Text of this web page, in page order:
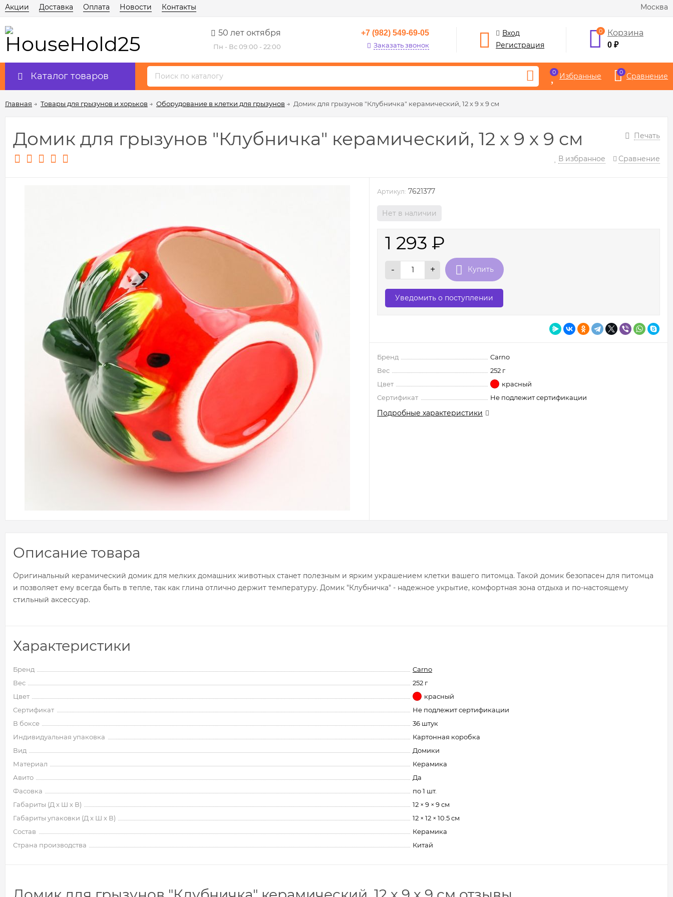
Москва
Акции Доставка Оплата Новости Контакты
50 лет октября
Пн - Вс 09:00 - 22:00
+7 (982) 549-69-05
Заказать звонок
Вход
Регистрация
0 Корзина
0₽
Каталог товаров 0 Избранные 0 Сравнение
Главная → Товары для грызунов и хорьков → Оборудование в клетки для грызунов → Домик для грызунов "Клубничка" керамический, 12 х 9 х 9 см
Печать
Домик для грызунов "Клубничка" керамический, 12 х 9 х 9 см
В избранное Сравнение
Артикул: 7621377
Нет в наличии
1 293 ₽
- + Купить
Уведомить о поступлении
Бренд
Carno
Вес
252 г
Цвет
красный
Сертификат
Не подлежит сертификации
Подробные характеристики
Описание товара
Оригинальный керамический домик для мелких домашних животных станет полезным и ярким украшением клетки вашего питомца. Такой домик безопасен для питомца
и позволяет ему всегда быть в тепле, так как глина отлично держит температуру. Домик "Клубничка" - надежное укрытие, комфортная зона отдыха и по-настоящему
стильный аксессуар.
Характеристики
Бренд
Carno
Вес
252 г
Цвет
красный
Сертификат
Не подлежит сертификации
В боксе
36 штук
Индивидуальная упаковка
Картонная коробка
Вид
Домики
Материал
Керамика
Авито
Да
Фасовка
по 1 шт.
Габариты (Д х Ш х В)
12 × 9 × 9 см
Габариты упаковки (Д х Ш х В)
12 × 12 × 10.5 см
Состав
Керамика
Страна производства
Китай